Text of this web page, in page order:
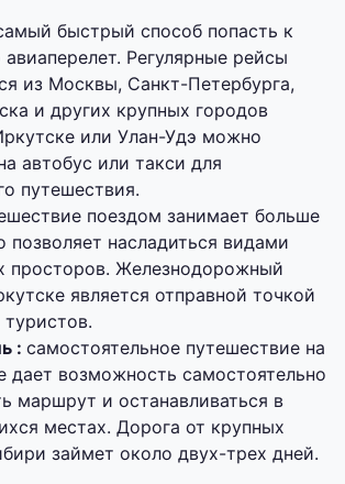
быстрый способ попасть к
авиаперелет. Регулярные рейсы
из Москвы, Санкт-Петербурга,
и других крупных городов
или Улан-Удэ можно
автобус или такси для
путешествия.
поездом занимает больше
позволяет насладиться видами
просторов. Железнодорожный
является отправной точкой
: самостоятельное путешествие на
дает возможность самостоятельно
маршрут и останавливаться в
местах. Дорога от крупных
займет около двух-трех дней.